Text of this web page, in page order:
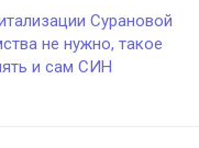
Сурановой
не нужно, такое
и сам СИН